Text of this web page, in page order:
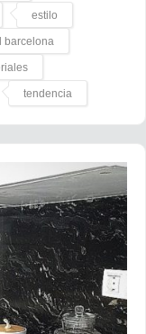
estilo
barcelona
tendencia